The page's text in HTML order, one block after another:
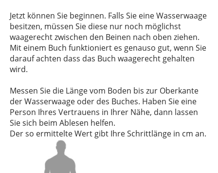
Jetzt können Sie beginnen. Falls Sie eine Wasserwaage
besitzen, müssen Sie diese nur noch möglichst
waagerecht zwischen den Beinen nach oben ziehen.
Mit einem Buch funktioniert es genauso gut, wenn Sie
darauf achten dass das Buch waagerecht gehalten
wird.
Messen Sie die Länge vom Boden bis zur Oberkante
der Wasserwaage oder des Buches. Haben Sie eine
Person Ihres Vertrauens in Ihrer Nähe, dann lassen
Sie sich beim Ablesen helfen.
Der so ermittelte Wert gibt Ihre Schrittlänge in cm an.